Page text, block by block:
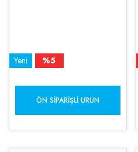
Yeni %5
ÖN SIPARIŞLI ÜRÜN